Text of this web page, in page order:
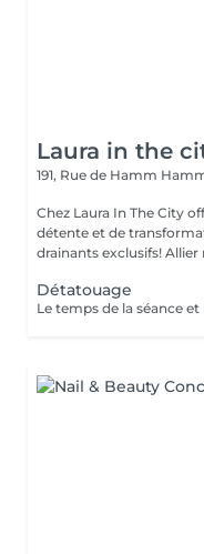
Laura in the
191, Rue de Hamm
Chez Laura In The City
détente et de
drainants
Détatouage